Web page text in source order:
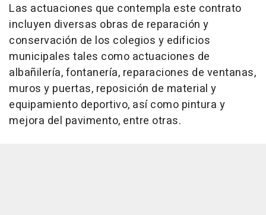
Las actuaciones que contempla este contrato
incluyen diversas obras de reparación y
conservación de los colegios y edificios
municipales tales como actuaciones de
albañilería, fontanería, reparaciones de ventanas,
muros y puertas, reposición de material y
equipamiento deportivo, así como pintura y
mejora del pavimento, entre otras.